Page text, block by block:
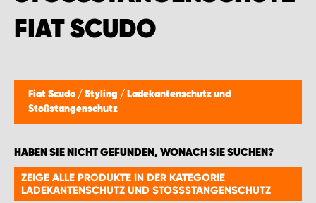
IAT SCUDO
Fiat Scudo / Styling / Ladekantenschutz und
Stoßstangenschutz
HABEN SIE NICHT GEFUNDEN, WONACH SIE SUCHEN?
ZEIGE ALLE PRODUKTE IN DER KATEGORIE
LADEKANTENSCHUTZ UND STOSSSTANGENSCHUTZ